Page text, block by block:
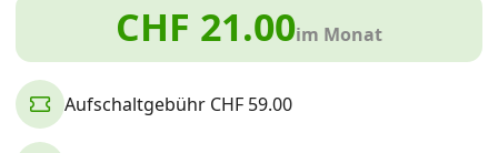
Aktionen
News
CHF 21.00im Monat
Aufschaltgebühr CHF 59.00